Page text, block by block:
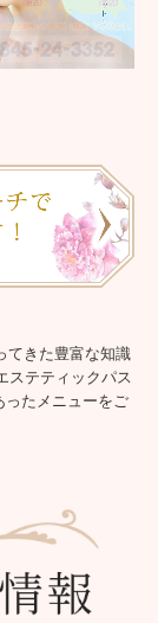
てきた豊富な知識
ステティックパス
ったメニューをご